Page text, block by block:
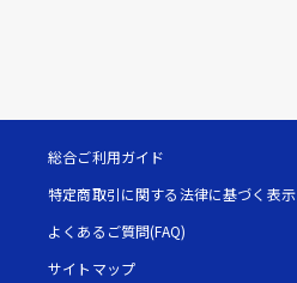
総合ご利用ガイド
特定商取引に関する法律に基づく表示
よくあるご質問(FAQ)
サイトマップ